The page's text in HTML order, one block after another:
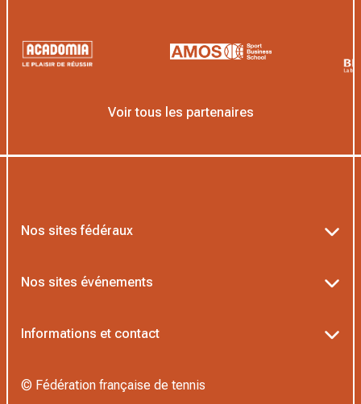
Voir tous les partenaires
Nos sites fédéraux
L’Institut Formation Tennis
Nos sites événements
Informations et contact
© Fédération française de tennis